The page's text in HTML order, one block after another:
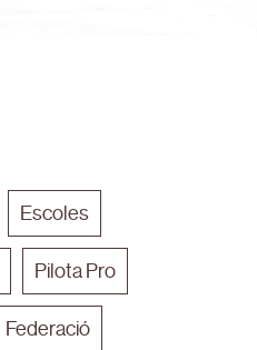
Escoles
Pilota Pro
Federació